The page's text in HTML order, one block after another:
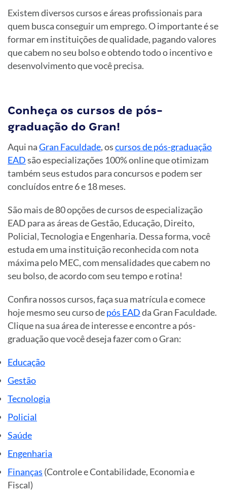
Existem diversos cursos e áreas profissionais para
quem busca conseguir um emprego. O importante é se
formar em instituições de qualidade, pagando valores
que cabem no seu bolso e obtendo todo o incentivo e
desenvolvimento que você precisa.
Conheça os cursos de pós-
graduação do Gran!
Aqui naGran Faculdade, oscursos de pós-graduação
EADsão especializações 100% online que otimizam
também seus estudos para concursos e podem ser
concluídos entre 6 e 18 meses.
São mais de 80 opções de cursos de especialização
EAD para as áreas de Gestão, Educação, Direito,
Policial, Tecnologia e Engenharia. Dessa forma, você
estuda em uma instituição reconhecida com nota
máxima pelo MEC, com mensalidades que cabem no
seu bolso, de acordo com seu tempo e rotina!
Confira nossos cursos, faça sua matrícula e comece
hoje mesmo seu curso depós EADda Gran Faculdade.
Clique na sua área de interesse e encontre a pós-
graduação que você deseja fazer com o Gran:
Educação
Gestão
Tecnologia
Policial
Saúde
Engenharia
Finanças (Controle e Contabilidade, Economia e
Fiscal)